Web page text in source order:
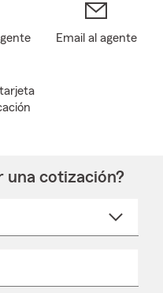
Email al agente
una cotización?